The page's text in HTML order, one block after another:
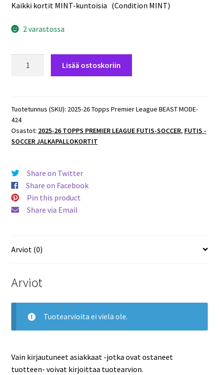
Kaikki kortit MINT-kuntoisia (Condition MINT)
2 varastossa
League
BEAST
MODE
#424
Wissa
Brentford
määrä
Lisää ostoskoriin
Tuotetunnus (SKU): 2025-26 Topps Premier League BEAST MODE-
424
Osastot: 2025-26 TOPPS PREMIER LEAGUE FUTIS-SOCCER, FUTIS -
SOCCER JALKAPALLOKORTIT
Share on Twitter
Share on Facebook
Pin this product
Share via Email
Arviot (0)
Arviot
Tuotearvioita ei vielä ole.
Vain kirjautuneet asiakkaat -jotka ovat ostaneet
tuotteen- voivat kirjoittaa tuotearvion.